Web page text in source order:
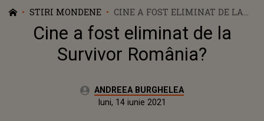
STIRI MONDENE
CINE A FOST ELIMINAT DE LA
SURVIVOR ROMÂNIA?
Cine a fost eliminat de la
Survivor România?
Autor:ANDREEA BURGHELEA
Actualizat:
luni, 14 iunie 2021